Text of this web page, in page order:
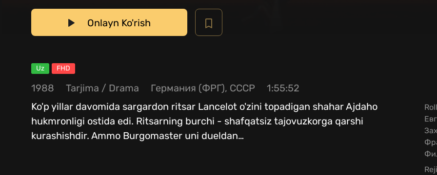
Onlayn Ko'rish
Uz FHD
1988 Tarjima / Drama Германия (ФРГ), СССР
1:55:52
Ko'p yillar davomida sargardon ritsar Lancelot o'zini topadigan shahar Ajdaho
hukmronligi ostida edi. Ritsarning burchi - shafqatsiz tajovuzkorga qarshi
kurashishdir. Ammo Burgomaster uni dueldan…